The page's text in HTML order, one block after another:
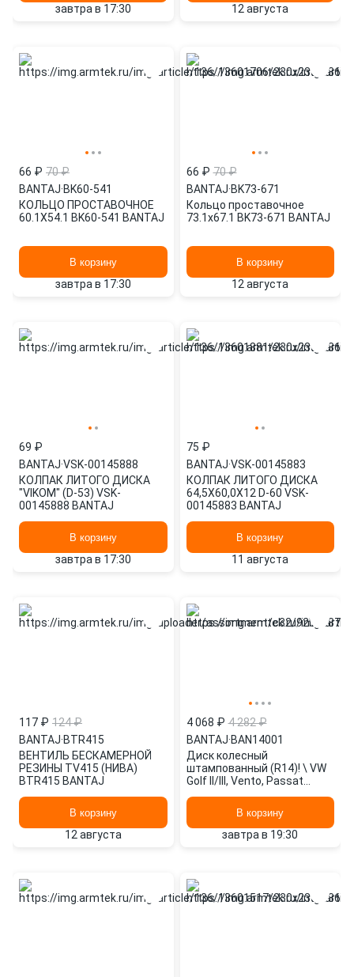
завтра в 17:30 12 августа
66 ₽ 70 ₽
BANTAJ·BK60-541
КОЛЬЦО ПРОСТАВОЧНОЕ
60.1X54.1 BK60-541 BANTAJ
В корзину
завтра в 17:30
66 ₽ 70 ₽
BANTAJ·BK73-671
Кольцо проставочное
73.1x67.1 BK73-671 BANTAJ
В корзину
12 августа
69 ₽
BANTAJ·VSK-00145888
КОЛПАК ЛИТОГО ДИСКА
"VIKOM" (D-53) VSK-
00145888 BANTAJ
В корзину
завтра в 17:30
75 ₽
BANTAJ·VSK-00145883
КОЛПАК ЛИТОГО ДИСКА
64,5X60,0X12 D-60 VSK-
00145883 BANTAJ
В корзину
11 августа
117 ₽ 124 ₽
BANTAJ·BTR415
ВЕНТИЛЬ БЕСКАМЕРНОЙ
РЕЗИНЫ TV415 (НИВА)
BTR415 BANTAJ
В корзину
12 августа
4 068 ₽ 4 282 ₽
BANTAJ·BAN14001
Диск колесный
штампованный (R14)! \ VW
Golf II/III, Vento, Passat
99 BAN14001 BANTAJ
В корзину
завтра в 19:30